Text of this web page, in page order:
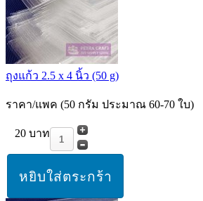
ถุงแก้ว 2.5 x 4 นิ้ว (50 g)
ราคา/แพค (50 กรัม ประมาณ 60-70 ใบ)
20 บาท